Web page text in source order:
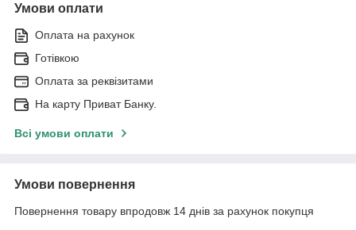
Умови оплати
Оплата на рахунок
Готівкою
Оплата за реквізитами
На карту Приват Банку.
Всі умови оплати
Умови повернення
Повернення товару впродовж 14 днів за рахунок покупця